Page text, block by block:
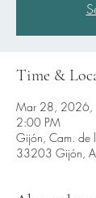
Time &
Mar 28,
2:00 PM
Gijón, Cam. de
33203 Gijón,